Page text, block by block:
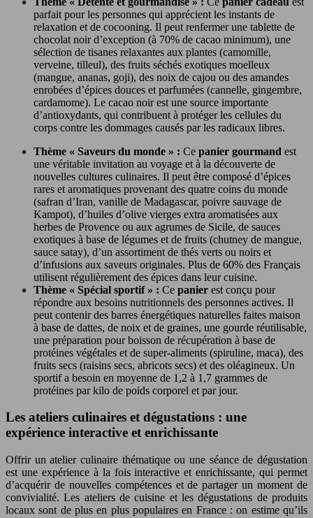
parfait pour les personnes qui apprécient les instants de
relaxation et de cocooning. Il peut renfermer une tablette de
chocolat noir d’exception (à 70% de cacao minimum), une
sélection de tisanes relaxantes aux plantes (camomille,
verveine, tilleul), des fruits séchés exotiques moelleux
(mangue, ananas, goji), des noix de cajou ou des amandes
enrobées d’épices douces et parfumées (cannelle, gingembre,
cardamome). Le cacao noir est une source importante
d’antioxydants, qui contribuent à protéger les cellules du
corps contre les dommages causés par les radicaux libres.
Thème « Saveurs du monde » : Ce panier gourmand est
une véritable invitation au voyage et à la découverte de
nouvelles cultures culinaires. Il peut être composé d’épices
rares et aromatiques provenant des quatre coins du monde
(safran d’Iran, vanille de Madagascar, poivre sauvage de
Kampot), d’huiles d’olive vierges extra aromatisées aux
herbes de Provence ou aux agrumes de Sicile, de sauces
exotiques à base de légumes et de fruits (chutney de mangue,
sauce satay), d’un assortiment de thés verts ou noirs et
d’infusions aux saveurs originales. Plus de 60% des Français
utilisent régulièrement des épices dans leur cuisine.
Thème « Spécial sportif » : Ce panier est conçu pour
répondre aux besoins nutritionnels des personnes actives. Il
peut contenir des barres énergétiques naturelles faites maison
à base de dattes, de noix et de graines, une gourde réutilisable,
une préparation pour boisson de récupération à base de
protéines végétales et de super-aliments (spiruline, maca), des
fruits secs (raisins secs, abricots secs) et des oléagineux. Un
sportif a besoin en moyenne de 1,2 à 1,7 grammes de
protéines par kilo de poids corporel et par jour.
Les ateliers culinaires et dégustations : une
expérience interactive et enrichissante
Offrir un atelier culinaire thématique ou une séance de dégustation
est une expérience à la fois interactive et enrichissante, qui permet
d’acquérir de nouvelles compétences et de partager un moment de
convivialité. Les ateliers de cuisine et les dégustations de produits
locaux sont de plus en plus populaires en France : on estime qu’ils